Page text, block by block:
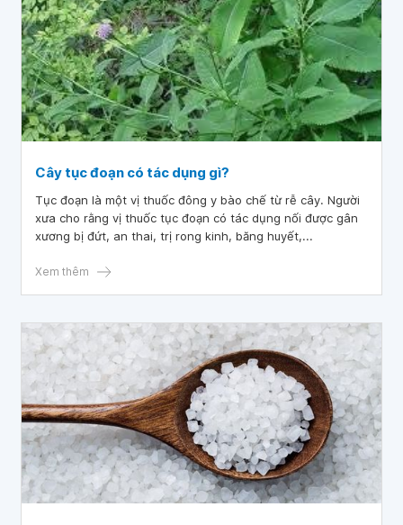
Cây tục đoạn có tác dụng gì?
Tục đoạn là một vị thuốc đông y bào chế từ rễ cây. Người
xưa cho rằng vị thuốc tục đoạn có tác dụng nối được gân
xương bị đứt, an thai, trị rong kinh, băng huyết,...
Xem thêm